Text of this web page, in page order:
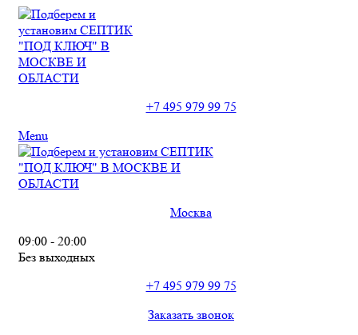
+7 495 979 99 75
Menu
Москва
09:00 - 20:00
Без выходных
+7 495 979 99 75
Заказать звонок